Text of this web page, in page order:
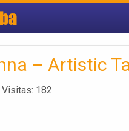
– Artistic
Visitas: 182